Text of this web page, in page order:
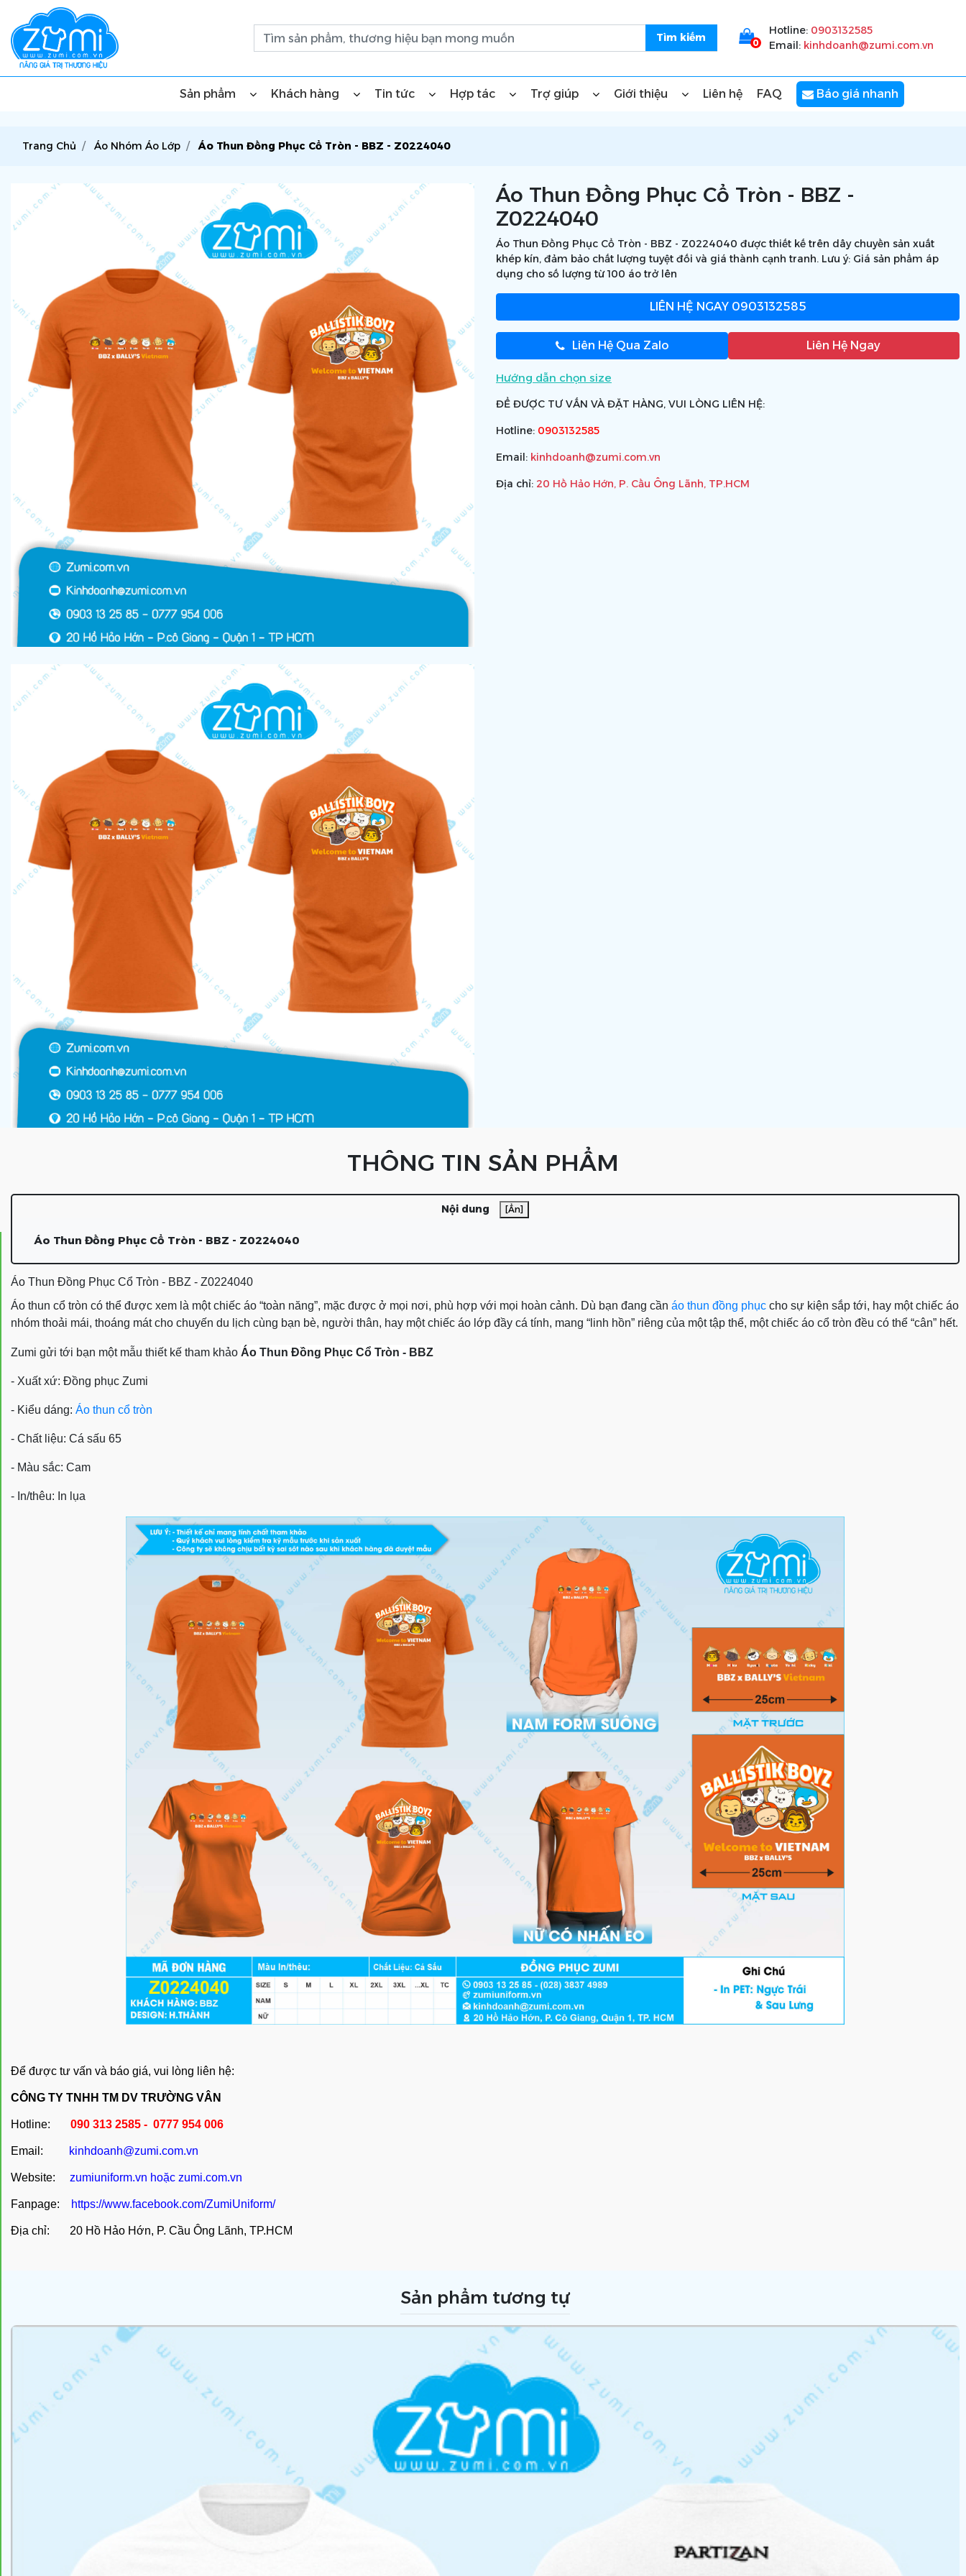
0
Hotline: 0903132585
Email: kinhdoanh@zumi.com.vn
Sản phẩm Khách hàng Tin tức Hợp tác Trợ giúp Giới thiệu Liên hệ FAQ Báo giá nhanh
Trang Chủ Áo Nhóm Áo Lớp Áo Thun Đồng Phục Cổ Tròn - BBZ - Z0224040
Áo Thun Đồng Phục Cổ Tròn - BBZ -
Z0224040
Áo Thun Đồng Phục Cổ Tròn - BBZ - Z0224040 được thiết kế trên dây chuyền sản xuất
khép kín, đảm bảo chất lượng tuyệt đối và giá thành cạnh tranh. Lưu ý: Giá sản phẩm áp
dụng cho số lượng từ 100 áo trở lên
LIÊN HỆ NGAY0903132585
Liên Hệ Qua Zalo Liên Hệ Ngay
Hướng dẫn chọn size
ĐỂ ĐƯỢC TƯ VẤN VÀ ĐẶT HÀNG, VUI LÒNG LIÊN HỆ:
Hotline: 0903132585
Email: kinhdoanh@zumi.com.vn
Địa chỉ: 20 Hồ Hảo Hớn, P. Cầu Ông Lãnh, TP.HCM
THÔNG TIN SẢN PHẨM
Nội dung [Ẩn]
Áo Thun Đồng Phục Cổ Tròn - BBZ - Z0224040
Áo Thun Đồng Phục Cổ Tròn - BBZ - Z0224040
Áo thun cổ tròn có thể được xem là một chiếc áo “toàn năng”, mặc được ở mọi nơi, phù hợp với mọi hoàn cảnh. Dù bạn đang cần áo thun đồng phục cho sự kiện sắp tới, hay một chiếc áo
nhóm thoải mái, thoáng mát cho chuyến du lịch cùng bạn bè, người thân, hay một chiếc áo lớp đầy cá tính, mang “linh hồn” riêng của một tập thể, một chiếc áo cổ tròn đều có thể “cân” hết.
Zumi gửi tới bạn một mẫu thiết kế tham khảo Áo Thun Đồng Phục Cổ Tròn - BBZ
- Xuất xứ: Đồng phục Zumi
- Kiểu dáng: Áo thun cổ tròn
- Chất liệu: Cá sấu 65
- Màu sắc: Cam
- In/thêu: In lụa
Để được tư vấn và báo giá, vui lòng liên hệ:
CÔNG TY TNHH TM DV TRƯỜNG VÂN
Hotline: 090 313 2585 - 0777 954 006
Email: kinhdoanh@zumi.com.vn
Website: zumiuniform.vn hoặc zumi.com.vn
Fanpage: https://www.facebook.com/ZumiUniform/
Địa chỉ: 20 Hồ Hảo Hớn, P. Cầu Ông Lãnh, TP.HCM
Sản phẩm tương tự